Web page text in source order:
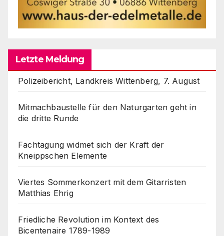
Letzte Meldung
Polizeibericht, Landkreis Wittenberg, 7. August
Mitmachbaustelle für den Naturgarten geht in
die dritte Runde
Fachtagung widmet sich der Kraft der
Kneippschen Elemente
Viertes Sommerkonzert mit dem Gitarristen
Matthias Ehrig
Friedliche Revolution im Kontext des
Bicentenaire 1789-1989